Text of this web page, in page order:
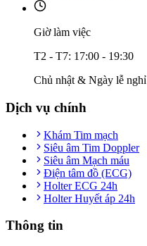
Giờ làm việc
T2 - T7: 17:00 - 19:30
Chủ nhật & Ngày lễ nghỉ
Dịch vụ chính
Khám Tim mạch
Siêu âm Tim Doppler
Siêu âm Mạch máu
Điện tâm đồ (ECG)
Holter ECG 24h
Holter Huyết áp 24h
Thông tin